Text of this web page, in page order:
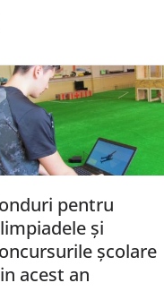
pentru
și
școlare
acest an